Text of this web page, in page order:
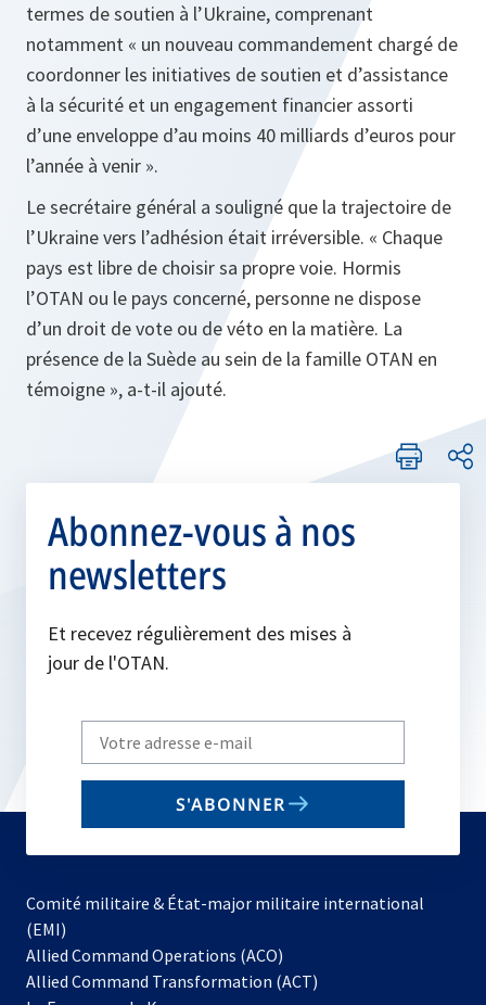
termes de soutien à l’Ukraine, comprenant
notamment « un nouveau commandement chargé de
coordonner les initiatives de soutien et d’assistance
à la sécurité et un engagement financier assorti
d’une enveloppe d’au moins 40 milliards d’euros pour
l’année à venir ».
Le secrétaire général a souligné que la trajectoire de
l’Ukraine vers l’adhésion était irréversible. « Chaque
pays est libre de choisir sa propre voie. Hormis
l’OTAN ou le pays concerné, personne ne dispose
d’un droit de vote ou de véto en la matière. La
présence de la Suède au sein de la famille OTAN en
témoigne », a-t-il ajouté.
Abonnez-vous à nos
newsletters
Et recevez régulièrement des mises à
jour de l'OTAN.
Write
your
email
S'ABONNER
Comité militaire & État-major militaire international
(EMI)
Allied Command Operations (ACO)
dans
Allied Command Transformation (ACT)